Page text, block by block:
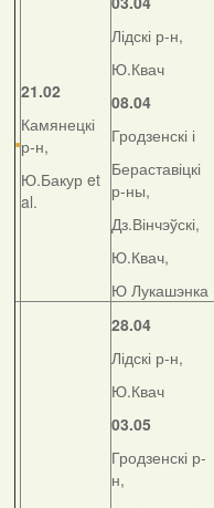
21.02
Камянецкі
р-н,
Ю.Бакур et
al.
Лідскі р-н,
Ю.Квач
08.04
Гродзенскі і
Бераставіцкі
р-ны,
Дз.Вінчэўскі,
Ю.Квач,
Ю Лукашэнка
28.04
Лідскі р-н,
Ю.Квач
03.05
Гродзенскі р-
н,